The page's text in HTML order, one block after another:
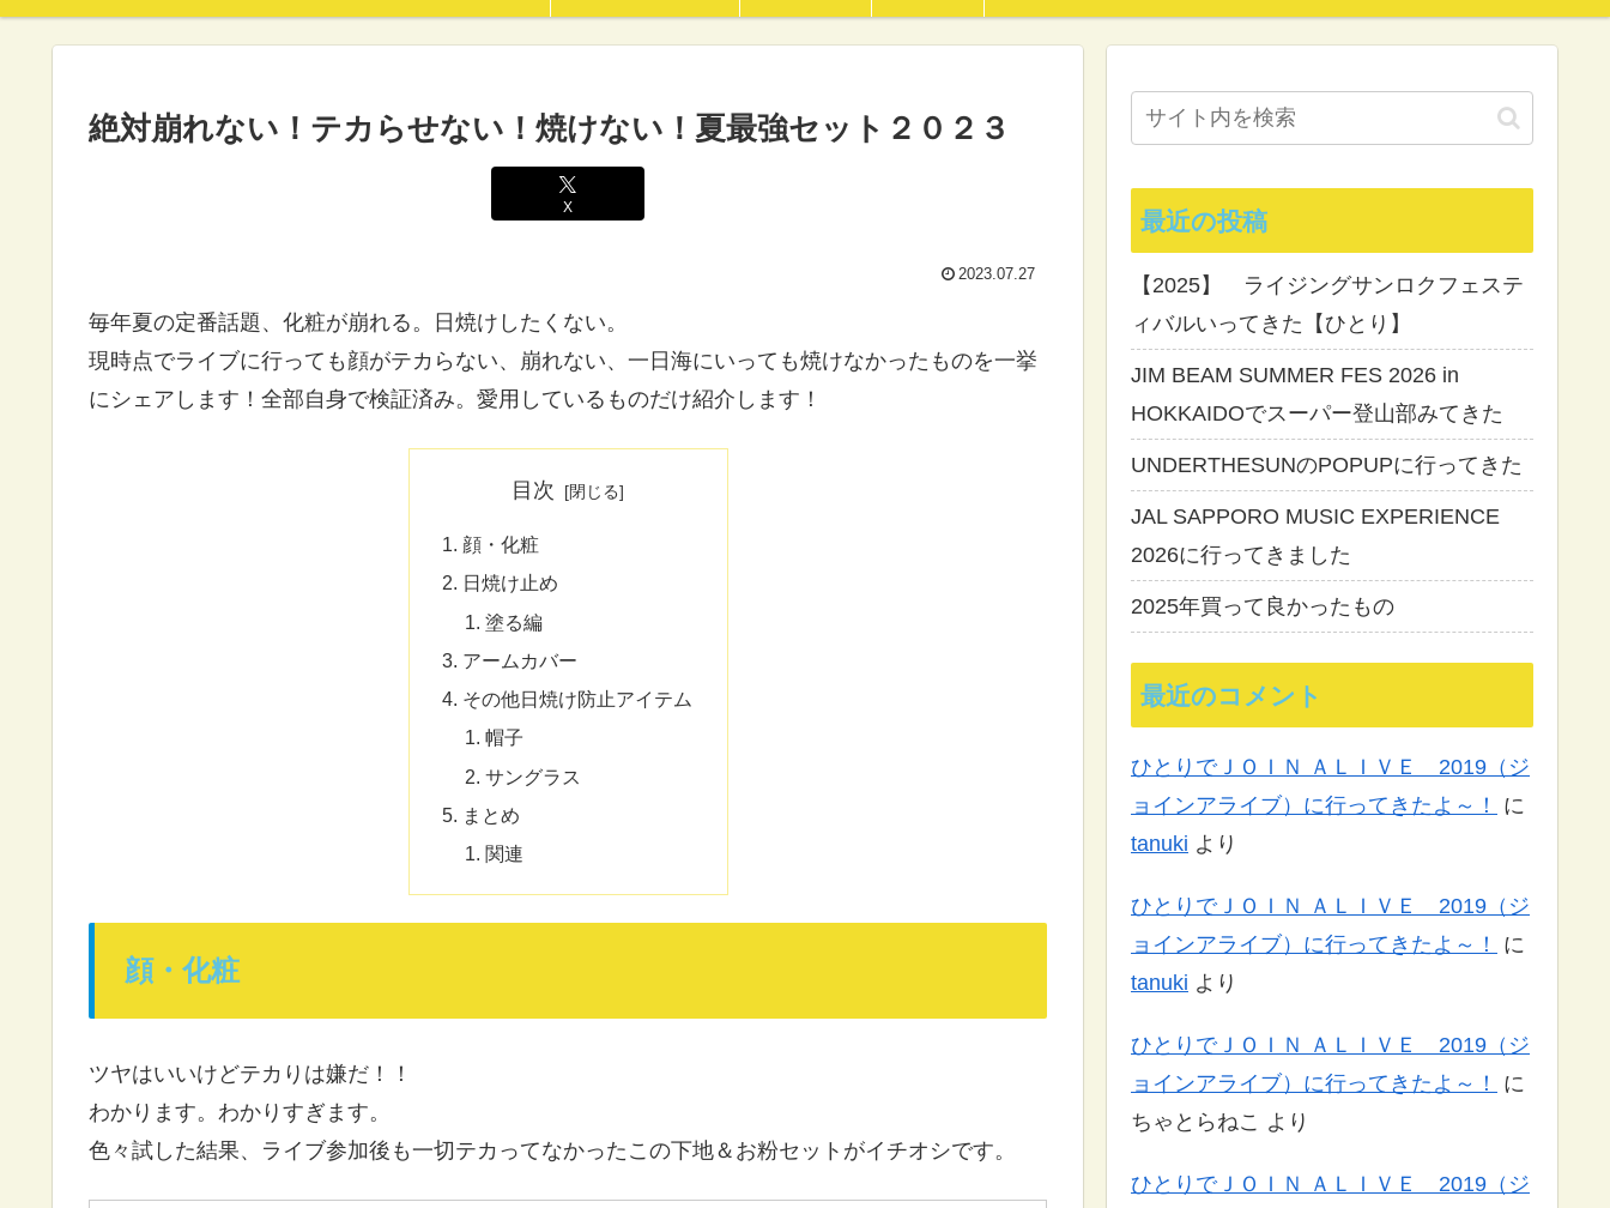
絶対崩れない！テカらせない！焼けない！夏最強セット２０２３
X
2023.07.27
毎年夏の定番話題、化粧が崩れる。日焼けしたくない。
現時点でライブに行っても顔がテカらない、崩れない、一日海にいっても焼けなかったものを一挙
にシェアします！全部自身で検証済み。愛用しているものだけ紹介します！
目次
顔・化粧
日焼け止め
塗る編
アームカバー
その他日焼け防止アイテム
帽子
サングラス
まとめ
関連
顔・化粧
ツヤはいいけどテカりは嫌だ！！
わかります。わかりすぎます。
色々試した結果、ライブ参加後も一切テカってなかったこの下地＆お粉セットがイチオシです。
最近の投稿
【2025】 ライジングサンロクフェステ
ィバルいってきた【ひとり】
JIM BEAM SUMMER FES 2026 in
HOKKAIDOでスーパー登山部みてきた
UNDERTHESUNのPOPUPに行ってきた
JAL SAPPORO MUSIC EXPERIENCE
2026に行ってきました
2025年買って良かったもの
最近のコメント
ひとりでＪＯＩＮ ＡＬＩＶＥ 2019（ジ
ョインアライブ）に行ってきたよ～！
に
tanuki より
ひとりでＪＯＩＮ ＡＬＩＶＥ 2019（ジ
ョインアライブ）に行ってきたよ～！
に
tanuki より
ひとりでＪＯＩＮ ＡＬＩＶＥ 2019（ジ
ョインアライブ）に行ってきたよ～！
に
ちゃとらねこ より
ひとりでＪＯＩＮ ＡＬＩＶＥ 2019（ジ